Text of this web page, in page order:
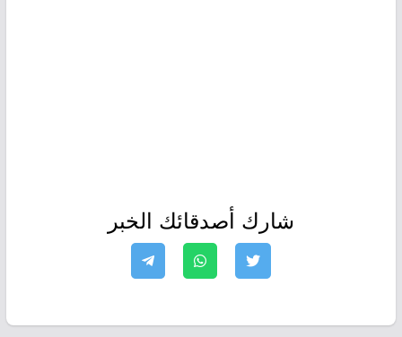
شارك أصدقائك الخبر